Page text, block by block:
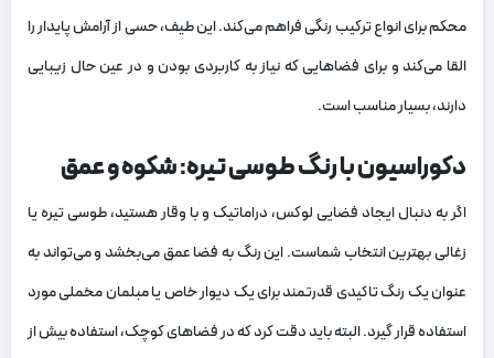
محکم برای انواع ترکیب رنگی فراهم می‌کند. این طیف، حسی از آرامش پایدار را
القا می‌کند و برای فضاهایی که نیاز به کاربردی بودن و در عین حال زیبایی
دارند، بسیار مناسب است.
دکوراسیون با رنگ طوسی تیره: شکوه و عمق
اگر به دنبال ایجاد فضایی لوکس، دراماتیک و با وقار هستید، طوسی تیره یا
زغالی بهترین انتخاب شماست. این رنگ به فضا عمق می‌بخشد و می‌تواند به
عنوان یک رنگ تاکیدی قدرتمند برای یک دیوار خاص یا مبلمان مخملی مورد
استفاده قرار گیرد. البته باید دقت کرد که در فضاهای کوچک، استفاده بیش از